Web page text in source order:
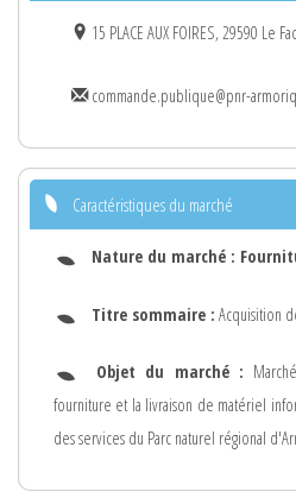
15 PLACE AUX FOIRES, 29590 Le
commande.publique@pnr-
Caractéristiques du marché
Nature du marché :
Titre sommaire : Acquisition
Objet du marché :
fourniture et la livraison de matériel
des services du Parc naturel régional